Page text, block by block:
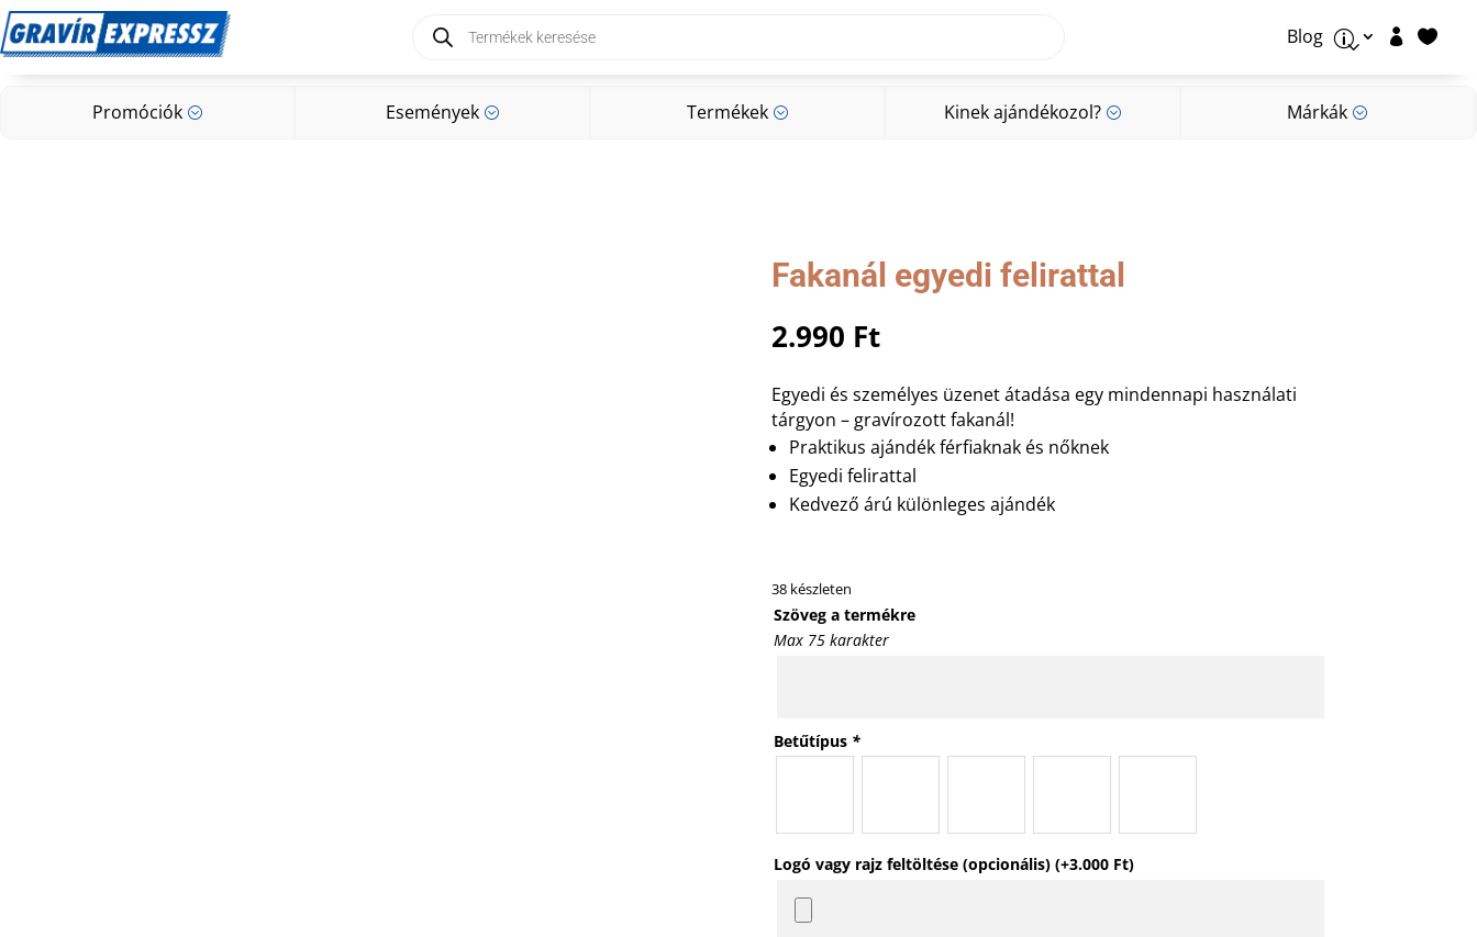
search Blog p  
Promóciók ; Események ; Termékek ; Kinek ajándékozol? ; Márkák ;
Promóciók; Események Márkák;
Fakanál egyedi felirattal
2.990 Ft
Egyedi és személyes üzenet átadása egy mindennapi használati
tárgyon – gravírozott fakanál!
Praktikus ajándék férfiaknak és nőknek
Egyedi felirattal
Kedvező árú különleges ajándék
38 készleten
Szöveg a termékre
Max 75 karakter
Betűtípus *
Logó vagy rajz feltöltése (opcionális) (+3.000 Ft)